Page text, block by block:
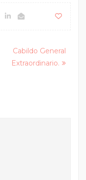
Cabildo General
Extraordinario.